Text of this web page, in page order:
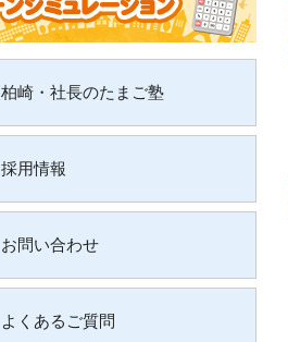
柏崎・社長のたまご塾
採用情報
お問い合わせ
よくあるご質問